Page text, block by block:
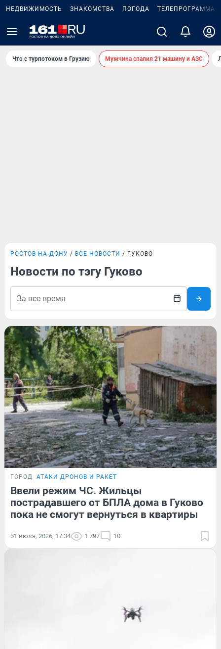
НЕДВИЖИМОСТЬ ЗНАКОМСТВА ПОГОДА ТЕЛЕПРОГРАММА
Что с турпотоком в Грузию Мужчина спалил 21 машину и АЗС
РОСТОВ-НА-ДОНУ ВСЕ НОВОСТИ ГУКОВО
Новости по тэгу Гуково
ГОРОД АТАКИ ДРОНОВ И РАКЕТ
Ввели режим ЧС. Жильцы
пострадавшего от БПЛА дома в Гуково
пока не смогут вернуться в квартиры
31 июля, 2026, 17:34 1 797 10